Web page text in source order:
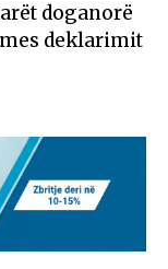
doganorë
deklarimit